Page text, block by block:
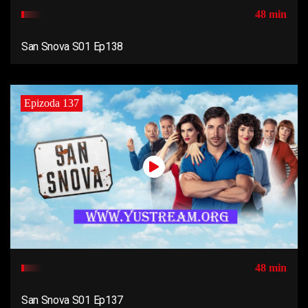
48 min
San Snova S01 Ep138
Epizoda 137
48 min
San Snova S01 Ep137